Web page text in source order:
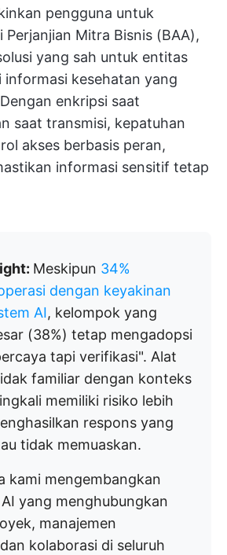
pengguna untuk
Perjanjian Mitra Bisnis (BAA),
yang sah untuk entitas
informasi kesehatan yang
enkripsi saat
saat transmisi, kepatuhan
akses berbasis peran,
informasi sensitif tetap
Meskipun 34%
dengan keyakinan
AI, kelompok yang
(38%) tetap mengadopsi
tapi verifikasi". Alat
familiar dengan konteks
memiliki risiko lebih
respons yang
tidak memuaskan.
kami mengembangkan
AI yang menghubungkan
manajemen
kolaborasi di seluruh